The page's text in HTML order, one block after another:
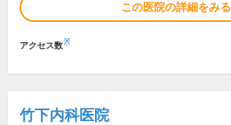
この医院の詳細をみる
アクセス数※
竹下内科医院